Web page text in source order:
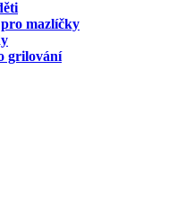
mazlíčky
grilování